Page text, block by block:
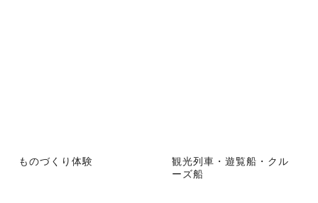
ものづくり体験
観光列車・遊覧船・クル
ーズ船